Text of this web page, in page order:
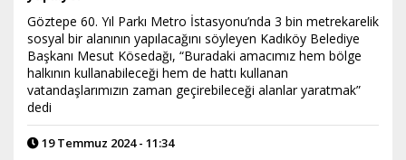
Göztepe 60. Yıl Parkı Metro İstasyonu’nda 3 bin metrekarelik
sosyal bir alanının yapılacağını söyleyen Kadıköy Belediye
Başkanı Mesut Kösedağı, “Buradaki amacımız hem bölge
halkının kullanabileceği hem de hattı kullanan
vatandaşlarımızın zaman geçirebileceği alanlar yaratmak”
dedi
19 Temmuz 2024 - 11:34